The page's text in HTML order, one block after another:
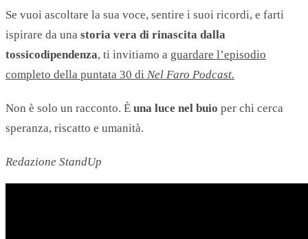
Se vuoi ascoltare la sua voce, sentire i suoi ricordi, e farti
ispirare da una storia vera di rinascita dalla
tossicodipendenza, ti invitiamo a guardare l’episodio
completo della puntata 30 di Nel Faro Podcast.
Non è solo un racconto. È una luce nel buio per chi cerca
speranza, riscatto e umanità.
Redazione StandUp